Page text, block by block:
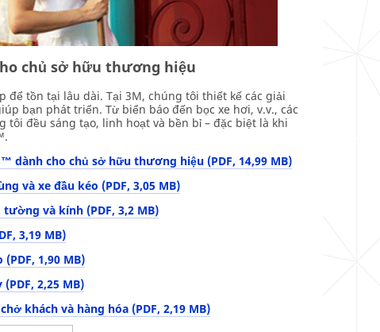
chủ sở hữu thương hiệu
để tồn tại lâu dài. Tại 3M, chúng tôi thiết kế các giải
bạn phát triển. Từ biển báo đến bọc xe hơi, v.v., các
tôi đều sáng tạo, linh hoạt và bền bỉ – đặc biệt là khi
dành cho chủ sở hữu thương hiệu (PDF, 14,99 MB)
và xe đầu kéo (PDF, 3,05 MB)
và kính (PDF, 3,2 MB)
3,19 MB)
1,90 MB)
2,25 MB)
khách và hàng hóa (PDF, 2,19 MB)